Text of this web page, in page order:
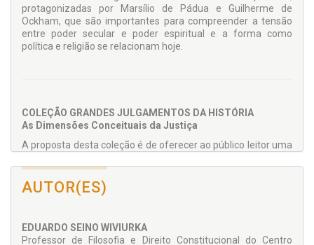
protagonizadas por Marsílio de Pádua e Guilherme de
Ockham, que são importantes para compreender a tensão
entre poder secular e poder espiritual e a forma como
política e religião se relacionam hoje.
COLEÇÃO GRANDES JULGAMENTOS DA HISTÓRIA
As Dimensões Conceituais da Justiça
A proposta desta coleção é de oferecer ao público leitor uma
Trata-se de um projeto transdisciplinar que visa o
colaboracionismo metodológico que ordene criticamente o
pensamento jurídico. Pensamento que ultrapasse os limites
coleção: juristas, historiadores, filósofos, sociólogos,
politólogos, antropólogos, psicólogos, linguistas, dentre
AUTOR(ES)
EDUARDO SEINO WIVIURKA
Professor de Filosofia e Direito Constitucional do Centro